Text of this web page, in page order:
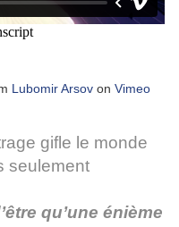
Lubomir Arsov on Vimeo
gifle le monde
seulement
qu’une énième